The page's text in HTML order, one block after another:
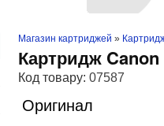
Магазин картриджей »
Картридж Canon
Код товару: 07587
Оригинал